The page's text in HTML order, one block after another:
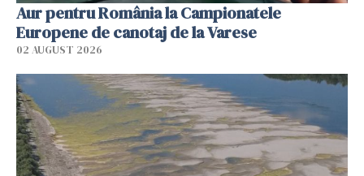
Aur pentru România la Campionatele
Europene de canotaj de la Varese
02 AUGUST 2026